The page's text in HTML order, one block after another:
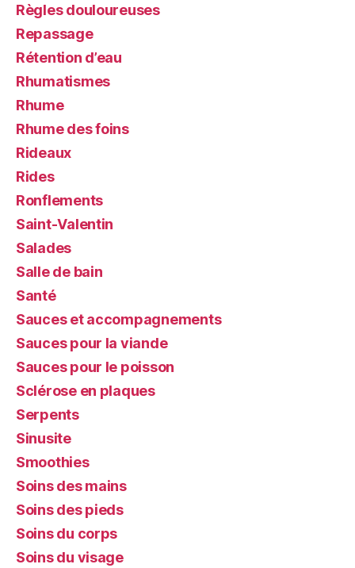
Règles douloureuses
Repassage
Rétention d’eau
Rhumatismes
Rhume
Rhume des foins
Rideaux
Rides
Ronflements
Saint-Valentin
Salades
Salle de bain
Santé
Sauces et accompagnements
Sauces pour la viande
Sauces pour le poisson
Sclérose en plaques
Serpents
Sinusite
Smoothies
Soins des mains
Soins des pieds
Soins du corps
Soins du visage